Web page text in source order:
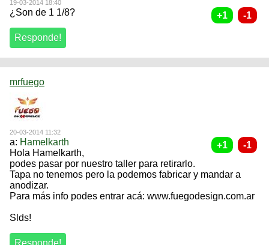
19-03-2014 18:40
¿Son de 1 1/8?
mrfuego
20-03-2014 11:32
a: Hamelkarth
Hola Hamelkarth,
podes pasar por nuestro taller para retirarlo.
Tapa no tenemos pero la podemos fabricar y mandar a
anodizar.
Para más info podes entrar acá: www.fuegodesign.com.ar
Slds!